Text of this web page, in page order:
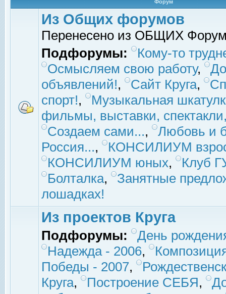
Форум
Из Общих форумов
Перенесено из ОБЩИХ
Подфорумы:
Кому-то
Осмысляем свою работу,
объявлений!, Сайт Круга,
спорт!,
Музыкальная
фильмы, выставки,
Создаем сами...,
Любовь и
Россия...,
КОНСИЛИУМ
КОНСИЛИУМ юных,
Клуб
Болталка,
Занятные
лошадках!
Из проектов Круга
Подфорумы:
День
Надежда - 2006,
Победы - 2007,
Круга, Построение СЕБЯ,